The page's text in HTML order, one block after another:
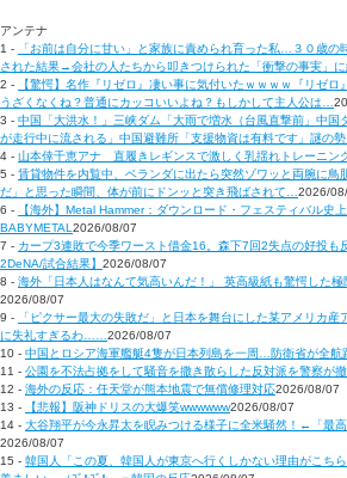
アンテナ
1 -
「お前は自分に甘い」と家族に責められ育った私…３０歳の
された結果→会社の人たちから叩きつけられた「衝撃の事実」に
2 -
【驚愕】名作『リゼロ』凄い事に気付いたｗｗｗｗ『リゼ
うざくなくね？普通にカッコいいよね？もしかして主人公は…
3 - 中国「大洪水！」三峡ダム「大雨で増水（台風直撃前」中国
が走行中に流される」中国避難所「支援物資は有料です」謎の
4 - 山本倖千恵アナ 直履きレギンスで激しく乳揺れトレーニン
5 - 賃貸物件を内覧中、ベランダに出たら突然ゾワッと両腕に鳥
だ」と思った瞬間、体が前にドンッと突き飛ばされて…2026/
6 -
【海外】Metal Hammer：ダウンロード・フェスティバル史
BABYMETAL2026/08/07
7 - カープ3連敗で今季ワースト借金16。森下7回2失点の好投も
2DeNA/試合結果】 2026/08/07
8 - 海外「日本人はなんて気高いんだ！」 英高級紙も驚愕した
2026/08/07
9 -
「ピクサー最大の失敗だ」と日本を舞台にした某アメリカ
に失礼すぎるわ……2026/08/07
10 - 中国とロシア海軍艦艇4隻が日本列島を一周…防衛省が全航
11 - 公園を不法占拠をして騒音を撒き散らした反対派を警察が撤
12 - 海外の反応：任天堂が熊本地震で無償修理対応2026/08/07
13 -
【悲報】阪神ドリスの大爆笑wwwwww2026/08/07
14 - 大谷翔平が今永昇太を睨みつける様子に全米騒然！←「最高
2026/08/07
15 - 韓国人「この夏、韓国人が東京へ行くしかない理由がこ